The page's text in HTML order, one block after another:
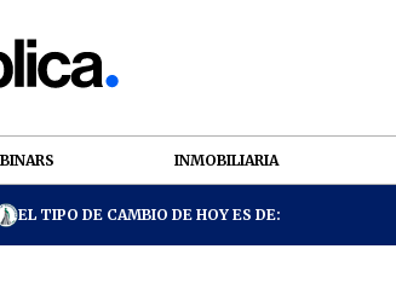
INMOBILIARIA
EL TIPO DE CAMBIO DE HOY ES DE: